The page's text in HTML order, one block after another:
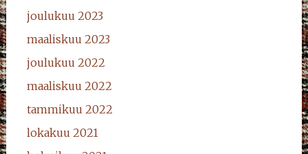
joulukuu 2023
maaliskuu 2023
joulukuu 2022
maaliskuu 2022
tammikuu 2022
lokakuu 2021